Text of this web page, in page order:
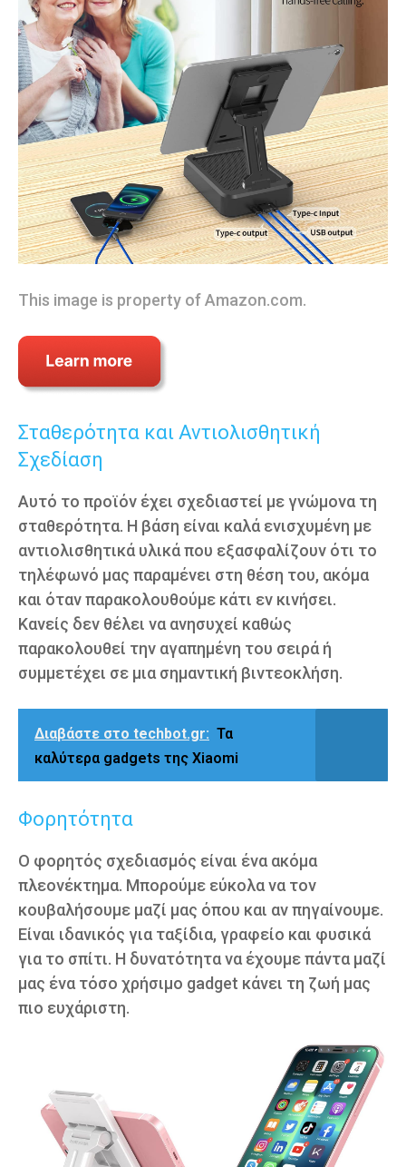
This image is property of Amazon.com.
Σταθερότητα και Αντιολισθητική
Σχεδίαση
Αυτό το προϊόν έχει σχεδιαστεί με γνώμονα τη
σταθερότητα. Η βάση είναι καλά ενισχυμένη με
αντιολισθητικά υλικά που εξασφαλίζουν ότι το
τηλέφωνό μας παραμένει στη θέση του, ακόμα
και όταν παρακολουθούμε κάτι εν κινήσει.
Κανείς δεν θέλει να ανησυχεί καθώς
παρακολουθεί την αγαπημένη του σειρά ή
συμμετέχει σε μια σημαντική βιντεοκλήση.
Διαβάστε στο techbot.gr: Τα
καλύτερα gadgets της Xiaomi
Φορητότητα
Ο φορητός σχεδιασμός είναι ένα ακόμα
πλεονέκτημα. Μπορούμε εύκολα να τον
κουβαλήσουμε μαζί μας όπου και αν πηγαίνουμε.
Είναι ιδανικός για ταξίδια, γραφείο και φυσικά
για το σπίτι. Η δυνατότητα να έχουμε πάντα μαζί
μας ένα τόσο χρήσιμο gadget κάνει τη ζωή μας
πιο ευχάριστη.